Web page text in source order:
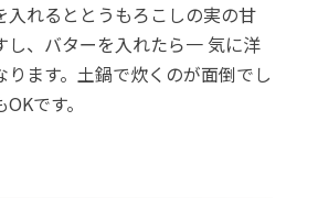
入れるととうもろこしの実の甘
し、バターを入れたら一 気に洋
ります。土鍋で炊くのが面倒でし
です。